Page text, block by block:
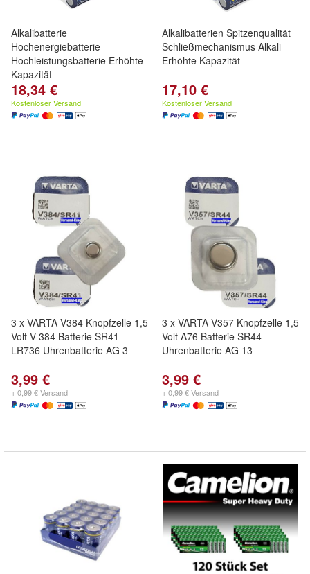
Alkalibatterie
Hochenergiebatterie
Hochleistungsbatterie Erhöhte
Kapazität
18,34 €
Kostenloser Versand
Alkalibatterien Spitzenqualität
Schließmechanismus Alkali
Erhöhte Kapazität
17,10 €
Kostenloser Versand
3 x VARTA V384 Knopfzelle 1,5
Volt V 384 Batterie SR41
LR736 Uhrenbatterie AG 3
3,99 €
+ 0,99 € Versand
3 x VARTA V357 Knopfzelle 1,5
Volt A76 Batterie SR44
Uhrenbatterie AG 13
3,99 €
+ 0,99 € Versand